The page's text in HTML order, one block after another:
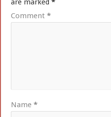
are marked*
Comment*
Name*